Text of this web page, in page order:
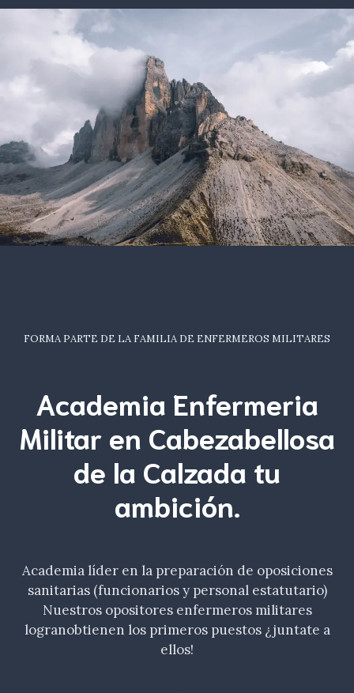
FORMA PARTE DE LA FAMILIA DE ENFERMEROS MILITARES
Academia Enfermeria
Militar en Cabezabellosa
de la Calzada tu
ambición.
Academia líder en la preparación de oposiciones
sanitarias (funcionarios y personal estatutario)
Nuestros opositores enfermeros militares
logranobtienen los primeros puestos ¿juntate a
ellos!
.